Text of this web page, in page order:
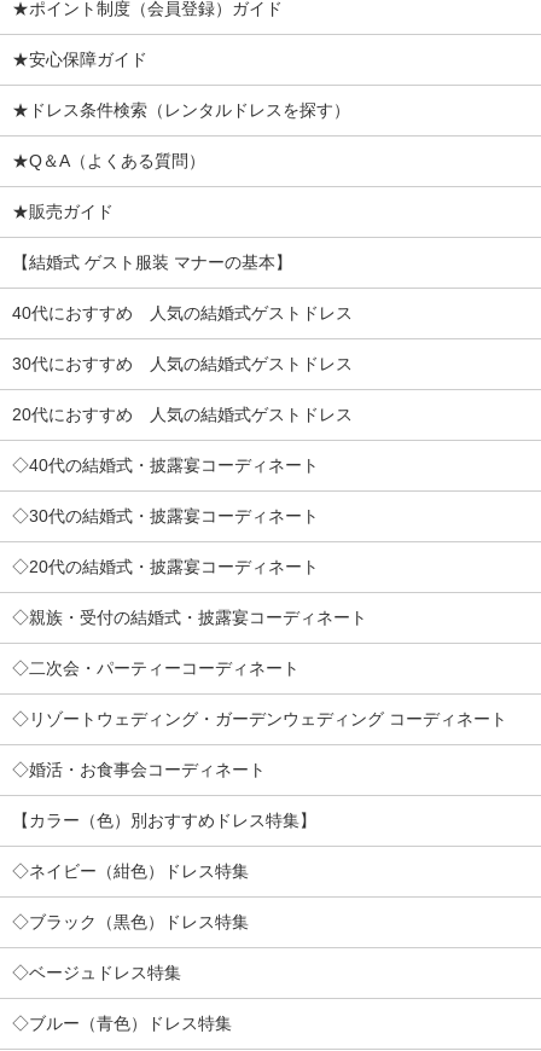
★ポイント制度（会員登録）ガイド
★安心保障ガイド
★ドレス条件検索（レンタルドレスを探す）
★Q＆A（よくある質問）
★販売ガイド
【結婚式 ゲスト服装 マナーの基本】
40代におすすめ 人気の結婚式ゲストドレス
30代におすすめ 人気の結婚式ゲストドレス
20代におすすめ 人気の結婚式ゲストドレス
◇40代の結婚式・披露宴コーディネート
◇30代の結婚式・披露宴コーディネート
◇20代の結婚式・披露宴コーディネート
◇親族・受付の結婚式・披露宴コーディネート
◇二次会・パーティーコーディネート
◇リゾートウェディング・ガーデンウェディング コーディネート
◇婚活・お食事会コーディネート
【カラー（色）別おすすめドレス特集】
◇ネイビー（紺色）ドレス特集
◇ブラック（黒色）ドレス特集
◇ベージュドレス特集
◇ブルー（青色）ドレス特集